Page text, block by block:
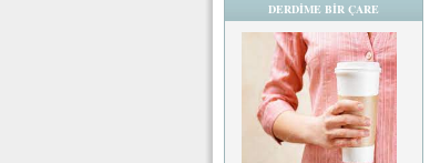
DERDİME BİR ÇARE